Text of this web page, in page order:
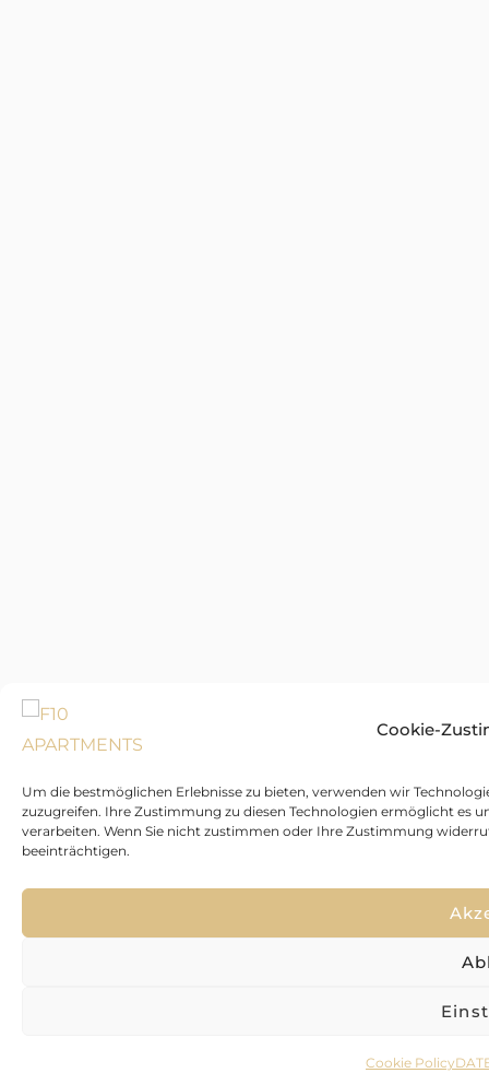
Cookie-
Um die bestmöglichen Erlebnisse zu bieten, verwenden wir
zuzugreifen. Ihre Zustimmung zu diesen Technologien ermöglicht es
verarbeiten. Wenn Sie nicht zustimmen oder Ihre Zustimmung
beeinträchtigen.
Cookie Policy